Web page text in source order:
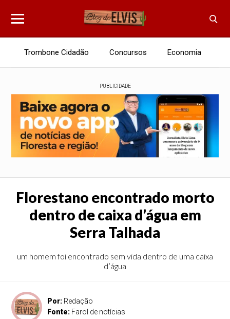
Trombone Cidadão Concursos Economia
PUBLICIDADE
Florestano encontrado morto
dentro de caixa d’água em
Serra Talhada
um homem foi encontrado sem vida dentro de uma caixa
d’água
Por: Redação
Fonte: Farol de notícias